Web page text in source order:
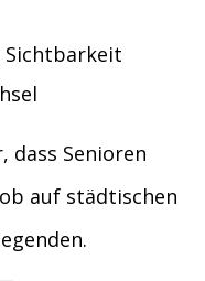
Sichtbarkeit
dass Senioren
auf städtischen